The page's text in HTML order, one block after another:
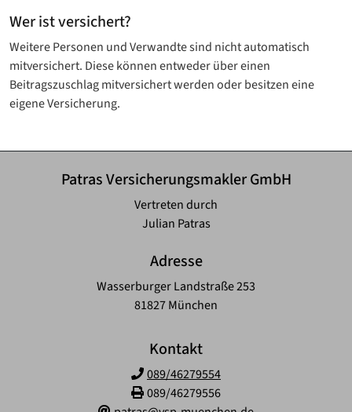
Wer ist versichert?
Weitere Personen und Verwandte sind nicht automatisch
mitversichert. Diese können entweder über einen
Beitragszuschlag mitversichert werden oder besitzen eine
eigene Versicherung.
Patras Versicherungsmakler GmbH
Vertreten durch
Julian Patras
Adresse
Wasserburger Landstraße 253
81827 München
Kontakt
089/46279554
089/46279556